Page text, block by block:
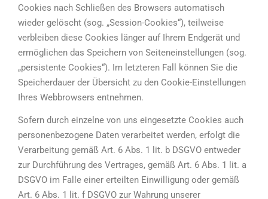
Cookies nach Schließen des Browsers automatisch
wieder gelöscht (sog. „Session-Cookies“), teilweise
verbleiben diese Cookies länger auf Ihrem Endgerät und
ermöglichen das Speichern von Seiteneinstellungen (sog.
„persistente Cookies“). Im letzteren Fall können Sie die
Speicherdauer der Übersicht zu den Cookie-Einstellungen
Ihres Webbrowsers entnehmen.
Sofern durch einzelne von uns eingesetzte Cookies auch
personenbezogene Daten verarbeitet werden, erfolgt die
Verarbeitung gemäß Art. 6 Abs. 1 lit. b DSGVO entweder
zur Durchführung des Vertrages, gemäß Art. 6 Abs. 1 lit. a
DSGVO im Falle einer erteilten Einwilligung oder gemäß
Art. 6 Abs. 1 lit. f DSGVO zur Wahrung unserer